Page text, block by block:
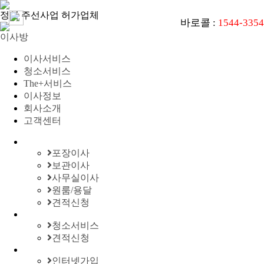
정식 주선사업 허가업체
이사방
이사서비스
청소서비스
The+서비스
이사정보
회사소개
고객센터
바로콜 : 1544-3354
포장이사
보관이사
사무실이사
원룸/용달
견적신청
청소서비스
견적신청
인터넷가입